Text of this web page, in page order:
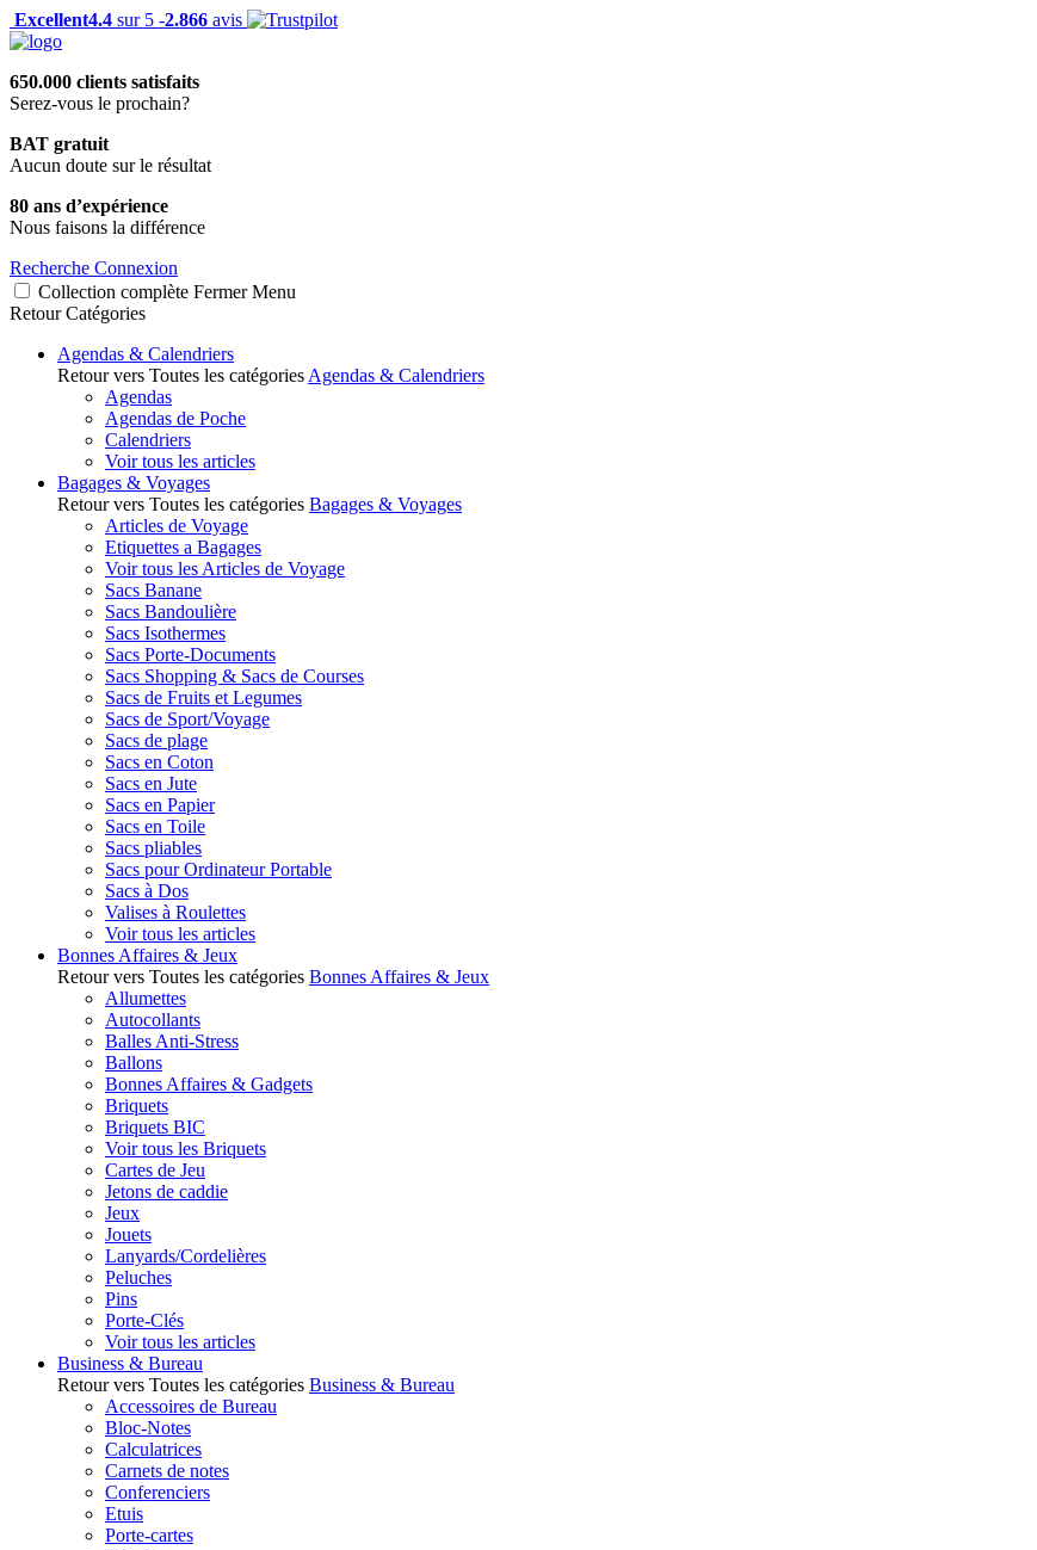
Excellent4.4 sur 5 -2.866 avis
650.000 clients satisfaits
Serez-vous le prochain?
BAT gratuit
Aucun doute sur le résultat
80 ans d’expérience
Nous faisons la différence
Recherche Connexion
Collection complète Fermer Menu
Retour Catégories
Agendas & Calendriers
Retour vers Toutes les catégories Agendas & Calendriers
Agendas
Agendas de Poche
Calendriers
Voir tous les articles
Bagages & Voyages
Retour vers Toutes les catégories Bagages & Voyages
Articles de Voyage
Etiquettes a Bagages
Voir tous les Articles de Voyage
Sacs Banane
Sacs Bandoulière
Sacs Isothermes
Sacs Porte-Documents
Sacs Shopping & Sacs de Courses
Sacs de Fruits et Legumes
Sacs de Sport/Voyage
Sacs de plage
Sacs en Coton
Sacs en Jute
Sacs en Papier
Sacs en Toile
Sacs pliables
Sacs pour Ordinateur Portable
Sacs à Dos
Valises à Roulettes
Voir tous les articles
Bonnes Affaires & Jeux
Retour vers Toutes les catégories Bonnes Affaires & Jeux
Allumettes
Autocollants
Balles Anti-Stress
Ballons
Bonnes Affaires & Gadgets
Briquets
Briquets BIC
Voir tous les Briquets
Cartes de Jeu
Jetons de caddie
Jeux
Jouets
Lanyards/Cordelières
Peluches
Pins
Porte-Clés
Voir tous les articles
Business & Bureau
Retour vers Toutes les catégories Business & Bureau
Accessoires de Bureau
Bloc-Notes
Calculatrices
Carnets de notes
Conferenciers
Etuis
Porte-cartes